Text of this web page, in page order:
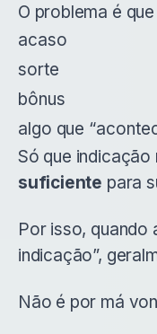
O problema é
acaso
sorte
bônus
algo que
Só que indicação
suficiente para
Por isso, quando
indicação”,
Não é por má